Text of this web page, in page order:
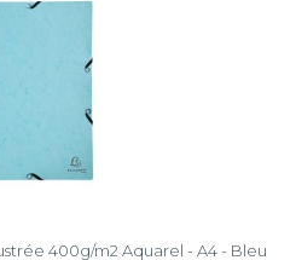
400g/m2 Aquarel - A4 - Bleu